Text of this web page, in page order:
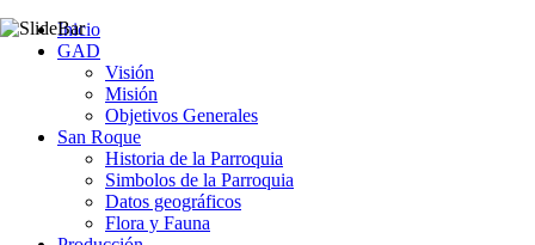
Inicio
GAD
Visión
Misión
Objetivos Generales
San Roque
Historia de la Parroquia
Simbolos de la Parroquia
Datos geográficos
Flora y Fauna